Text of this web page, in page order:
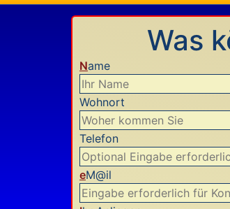
Was
Name
Wohnort
Telefon
eM@il